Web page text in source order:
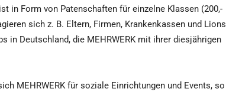
in Form von Patenschaften für einzelne Klassen (200,-
sich z. B. Eltern, Firmen, Krankenkassen und Lions
in Deutschland, die MEHRWERK mit ihrer diesjährigen
MEHRWERK für soziale Einrichtungen und Events, so